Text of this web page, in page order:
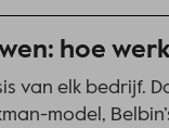
hoe
van elk bedrijf.
model,